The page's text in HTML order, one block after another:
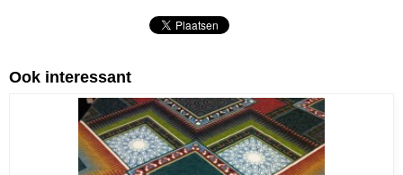
Ook interessant